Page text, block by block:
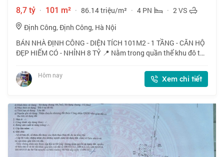
8,7 tỷ · 101 m² · 86.14 triệu/m² · 4 PN · 2 VS
Định Công, Định Công, Hà Nội
BÁN NHÀ ĐỊNH CÔNG - DIỆN TÍCH 101M2 - 1 TẦNG - CĂN HỘ
ĐẸP HIẾM CÓ - NHỈNH 8 TỶ 📍 Nằm trong quần thể khu đô thị
chỉ vài trăm mét, nhà do HUD xâ
Hôm nay Xem chi tiết